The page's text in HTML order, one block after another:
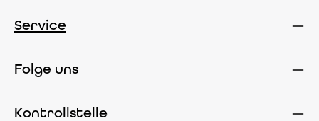
Service
Folge uns
Kontrollstelle